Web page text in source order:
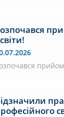
прийом